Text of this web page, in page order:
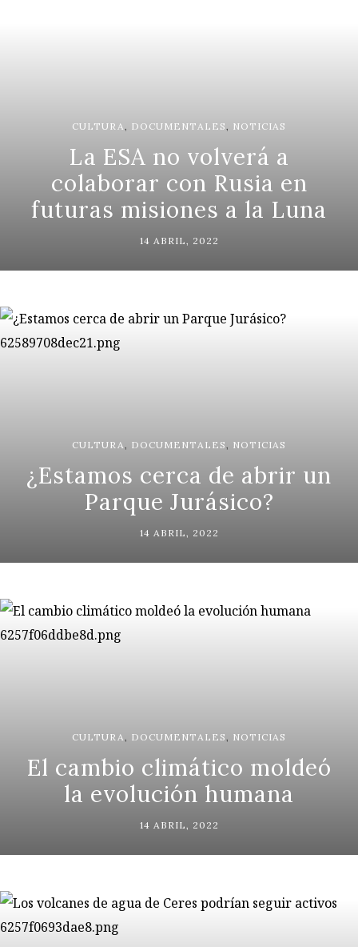
CULTURA DOCUMENTALES NOTICIAS
La ESA no volverá a
colaborar con Rusia en
futuras misiones a la Luna
14 ABRIL, 2022
CULTURA DOCUMENTALES NOTICIAS
¿Estamos cerca de abrir un
Parque Jurásico?
14 ABRIL, 2022
CULTURA DOCUMENTALES NOTICIAS
El cambio climático moldeó
la evolución humana
14 ABRIL, 2022